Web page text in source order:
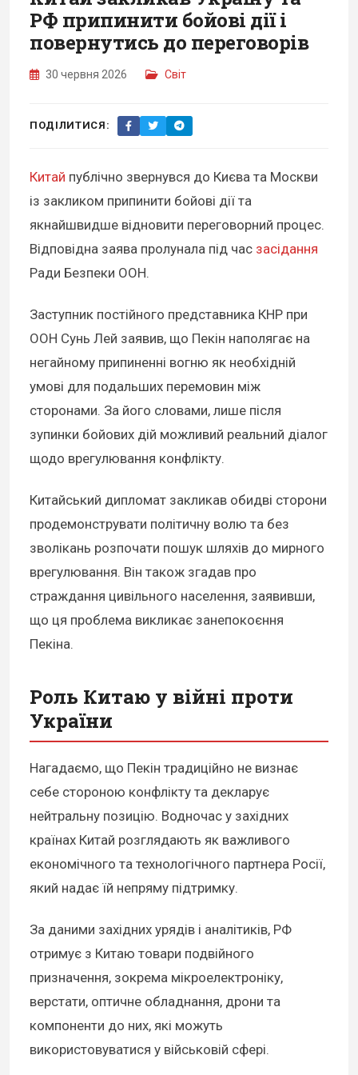
РФ припинити бойові дії і
повернутись до переговорів
30 червня 2026 Світ
ПОДІЛИТИСЯ:
Китай публічно звернувся до Києва та Москви
із закликом припинити бойові дії та
якнайшвидше відновити переговорний процес.
Відповідна заява пролунала під час засідання
Ради Безпеки ООН.
Заступник постійного представника КНР при
ООН Сунь Лей заявив, що Пекін наполягає на
негайному припиненні вогню як необхідній
умові для подальших перемовин між
сторонами. За його словами, лише після
зупинки бойових дій можливий реальний діалог
щодо врегулювання конфлікту.
Китайський дипломат закликав обидві сторони
продемонструвати політичну волю та без
зволікань розпочати пошук шляхів до мирного
врегулювання. Він також згадав про
страждання цивільного населення, заявивши,
що ця проблема викликає занепокоєння
Пекіна.
Роль Китаю у війні проти
України
Нагадаємо, що Пекін традиційно не визнає
себе стороною конфлікту та декларує
нейтральну позицію. Водночас у західних
країнах Китай розглядають як важливого
економічного та технологічного партнера Росії,
який надає їй непряму підтримку.
За даними західних урядів і аналітиків, РФ
отримує з Китаю товари подвійного
призначення, зокрема мікроелектроніку,
верстати, оптичне обладнання, дрони та
компоненти до них, які можуть
використовуватися у військовій сфері.